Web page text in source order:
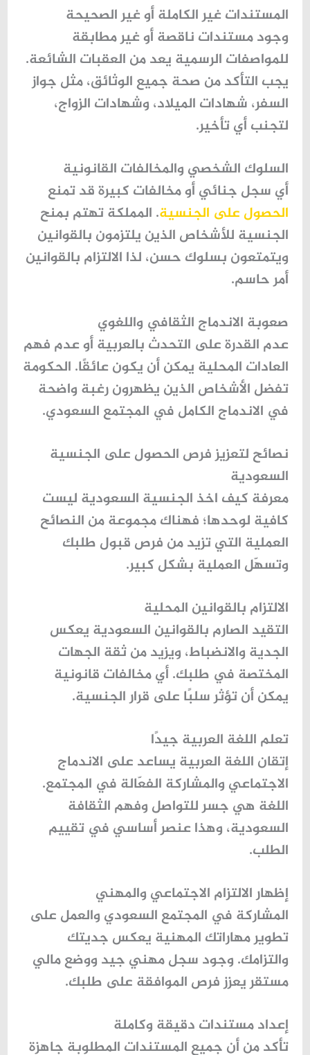
المستندات غير الكاملة أو غير الصحيحة
وجود مستندات ناقصة أو غير مطابقة
للمواصفات الرسمية يعد من العقبات الشائعة.
يجب التأكد من صحة جميع الوثائق، مثل جواز
السفر، شهادات الميلاد، وشهادات الزواج،
لتجنب أي تأخير.
السلوك الشخصي والمخالفات القانونية
أي سجل جنائي أو مخالفات كبيرة قد تمنع
الحصول على الجنسية. المملكة تهتم بمنح
الجنسية للأشخاص الذين يلتزمون بالقوانين
ويتمتعون بسلوك حسن، لذا الالتزام بالقوانين
أمر حاسم.
صعوبة الاندماج الثقافي واللغوي
عدم القدرة على التحدث بالعربيةأو عدم فهم
العادات المحلية يمكن أن يكون عائقًا. الحكومة
تفضل الأشخاص الذين يظهرون رغبة واضحة
في الاندماج الكامل في المجتمع السعودي.
نصائح لتعزيز فرص الحصول على الجنسية
السعودية
معرفة كيف اخذ الجنسية السعودية ليست
كافية لوحدها؛ فهناك مجموعة من النصائح
العملية التي تزيد من فرص قبول طلبك
وتسهّل العملية بشكل كبير.
الالتزام بالقوانين المحلية
التقيد الصارم بالقوانين السعودية يعكس
الجدية والانضباط، ويزيد من ثقة الجهات
المختصة في طلبك. أي مخالفات قانونية
يمكن أن تؤثر سلبًا على قرار الجنسية.
تعلم اللغة العربية جيدًا
إتقان اللغة العربية يساعد على الاندماج
الاجتماعي والمشاركة الفعّالة في المجتمع.
اللغة هي جسر للتواصل وفهم الثقافة
السعودية، وهذا عنصر أساسي في تقييم
الطلب.
إظهار الالتزام الاجتماعي والمهني
المشاركة في المجتمع السعودي والعمل على
تطوير مهاراتك المهنية يعكس جديتك
والتزامك. وجود سجل مهني جيد ووضع مالي
مستقر يعزز فرص الموافقة على طلبك.
إعداد مستندات دقيقة وكاملة
تأكد من أن جميع المستندات المطلوبة جاهزة